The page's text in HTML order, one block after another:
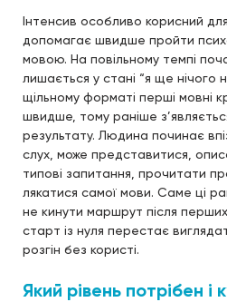
Інтенсив особливо корисний
допомагає швидше пройти
мовою. На повільному темпі
лишається у стані “я ще нічого
щільному форматі перші мовні
швидше, тому раніше
результату. Людина починає
слух, може представитися,
типові запитання, прочитати
лякатися самої мови. Саме ці
не кинути маршрут після
старт із нуля перестає
розгін без користі.
Який рівень потрібен